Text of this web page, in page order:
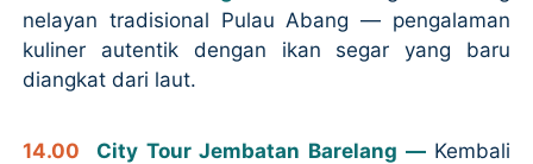
nelayan tradisional Pulau Abang — pengalaman
kuliner autentik dengan ikan segar yang baru
diangkat dari laut.
14.00 City Tour Jembatan Barelang — Kembali